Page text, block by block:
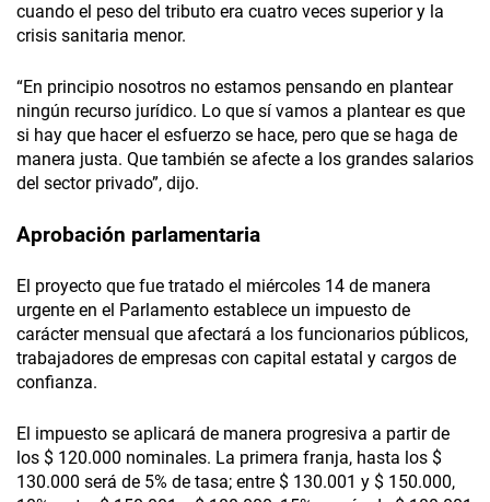
cuando el peso del tributo era cuatro veces superior y la
crisis sanitaria menor.
“En principio nosotros no estamos pensando en plantear
ningún recurso jurídico. Lo que sí vamos a plantear es que
si hay que hacer el esfuerzo se hace, pero que se haga de
manera justa. Que también se afecte a los grandes salarios
del sector privado”, dijo.
Aprobación parlamentaria
El proyecto que fue tratado el miércoles 14 de manera
urgente en el Parlamento establece un impuesto de
carácter mensual que afectará a los funcionarios públicos,
trabajadores de empresas con capital estatal y cargos de
confianza.
El impuesto se aplicará de manera progresiva a partir de
los $ 120.000 nominales. La primera franja, hasta los $
130.000 será de 5% de tasa; entre $ 130.001 y $ 150.000,